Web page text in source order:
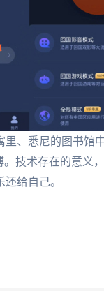
里、悉尼的图书馆
技术存在的意义
给自己。